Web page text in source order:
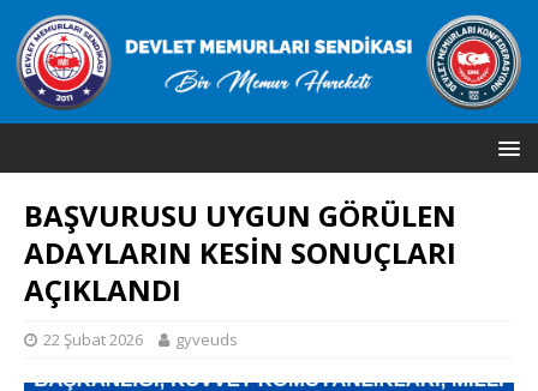
BAŞVURUSU UYGUN GÖRÜLEN
ADAYLARIN KESİN SONUÇLARI
AÇIKLANDI
22 Şubat 2026 gyveuds